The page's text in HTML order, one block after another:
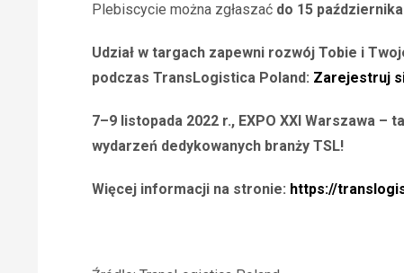
Plebiscycie można zgłaszać do 15 października
Udział w targach zapewni rozwój Tobie i
podczas TransLogistica Poland: Zarejestruj
7–9 listopada 2022 r., EXPO XXI Warszawa
wydarzeń dedykowanych branży TSL!
Więcej informacji na stronie: https://